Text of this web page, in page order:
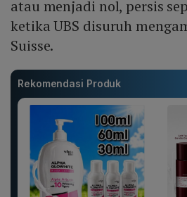
atau menjadi nol, persis
ketika UBS disuruh
Suisse.
Rekomendasi Produk